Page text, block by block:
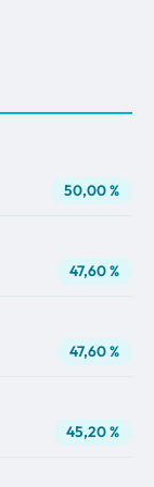
50,00 %
47,60 %
47,60 %
45,20 %